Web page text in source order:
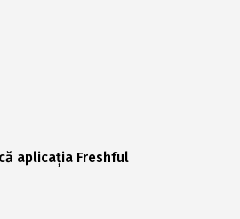
aplicația Freshful